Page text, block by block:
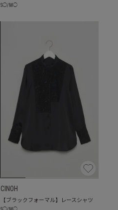
S◯/ M ◯
CINOH
【ブラックフォーマル】レースシャツ
◯ ◯